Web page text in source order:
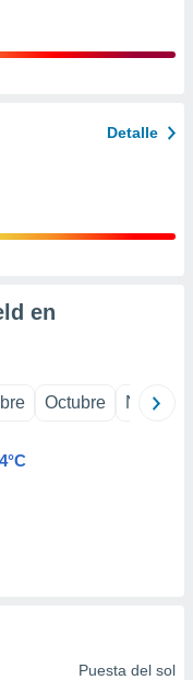
Detalle
en
Octubre
Puesta del sol